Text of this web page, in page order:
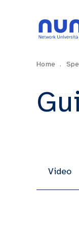
Home .
Video